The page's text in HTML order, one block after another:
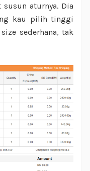
aturnya. Dia
kau pilih tinggi
sederhana, tak